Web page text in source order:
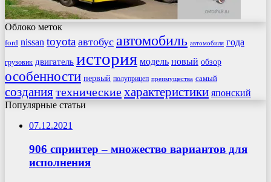
Облоко меток
ford nissan toyota автобус автомобиль автомобиля года
грузовик двигатель история модель новый обзор
особенности первый полуприцеп преимущества самый
созданиятехническиехарактеристики японский
Популярные статьи
07.12.2021
906 спринтер – множество вариантов для
исполнения